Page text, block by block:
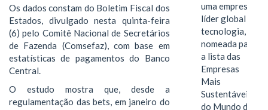
Os dados constam do Boletim Fiscal dos
Estados, divulgado nesta quinta-feira
(6) pelo Comitê Nacional de Secretários
de Fazenda (Comsefaz), com base em
estatísticas de pagamentos do Banco
Central.
O estudo mostra que, desde a
regulamentação das bets, em janeiro do
uma empresa
líder global em
tecnologia, foi
nomeada para
a lista das
Empresas
Mais
Sustentáveis
do Mundo de